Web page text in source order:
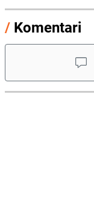
/ Komentari